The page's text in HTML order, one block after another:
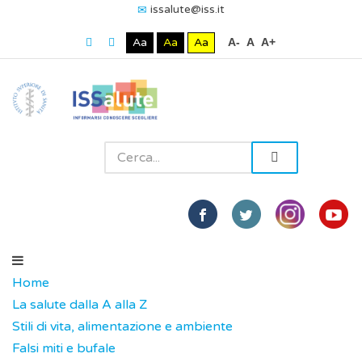
issalute@iss.it
Aa Aa Aa A- A A+
Home
La salute dalla A alla Z
Stili di vita, alimentazione e ambiente
Falsi miti e bufale